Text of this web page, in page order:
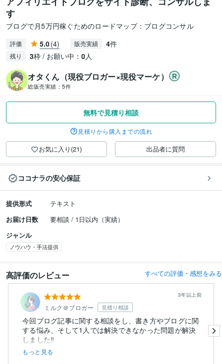
す
ブログで月5万円稼ぐためのロードマップ：ブログコンサル
評価 5.0(4) 販売実績 4件
残り 3枠 / お願い中： 0人
オタくん（現役ブロガー×現役マーケ）
総販売実績： 5件
無料で見積り相談
見積りから購入までの流れ
お気に入り(21) 出品者に質問
ココナラの安心保証
提供形式
テキスト
お届け日数
要相談 / 1日以内（実績）
ジャンル
ノウハウ・手法提供
高評価のレビュー すべての評価・感想をみる
ミルク＠ブロガー 見積り相談
3年以上前
今回ブログ記事に関する相談をし、書き方やブログに関
する悩み、そして1人では解決できなかった問題が解決
しました‼︎
また...
もっと見る